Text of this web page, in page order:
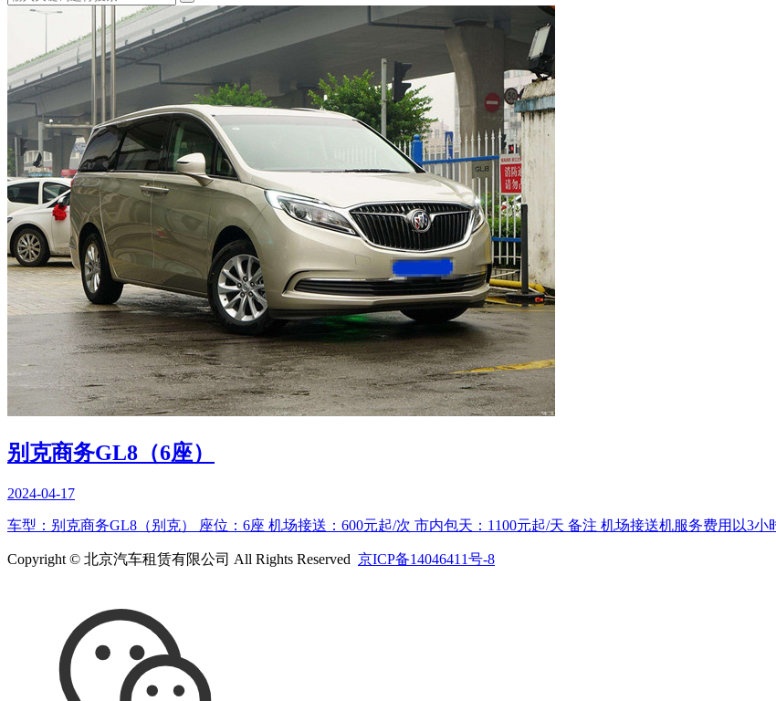
别克商务GL8（6座）
2024-04-17
车型：别克商务GL8（别克） 座位：6座 机场接送：600元起/次 市内包天：1100元起/天 备注 机场接送机服务费用以3小
Copyright © 北京汽车租赁有限公司 All Rights Reserved 京ICP备14046411号-8